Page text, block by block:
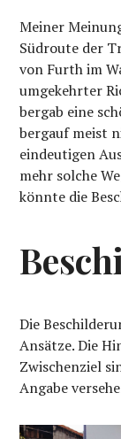
Meiner
Südroute der
von Furth im
umgekehrter
bergab eine
bergauf meist
eindeutigen
mehr solche
könnte die
Die
Ansätze. Die
Zwischenziel
Angabe